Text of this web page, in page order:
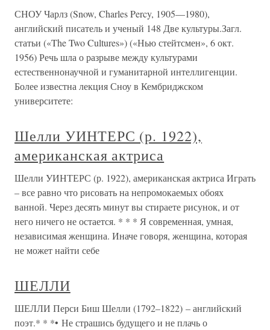
СНОУ Чарлз (Snow, Charles Percy, 1905—1980),
английский писатель и ученый 148 Две культуры.Загл.
статьи («The Two Cultures») («Нью стейтсмен», 6 окт.
1956) Речь шла о разрыве между культурами
естественнонаучной и гуманитарной интеллигенции.
Более известна лекция Сноу в Кембриджском
университете:
Шелли УИНТЕРС (р. 1922),
американская актриса
Шелли УИНТЕРС (р. 1922), американская актриса Играть
– все равно что рисовать на непромокаемых обоях
ванной. Через десять минут вы стираете рисунок, и от
него ничего не остается. * * * Я современная, умная,
независимая женщина. Иначе говоря, женщина, которая
не может найти себе
ШЕЛЛИ
ШЕЛЛИ Перси Биш Шелли (1792–1822) – английский
поэт.* * *• Не страшись будущего и не плачь о